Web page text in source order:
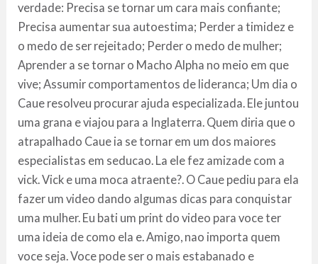
verdade: Precisa se tornar um cara mais confiante;
Precisa aumentar sua autoestima; Perder a timidez e
o medo de ser rejeitado; Perder o medo de mulher;
Aprender a se tornar o Macho Alpha no meio em que
vive; Assumir comportamentos de lideranca; Um dia o
Caue resolveu procurar ajuda especializada. Ele juntou
uma grana e viajou para a Inglaterra. Quem diria que o
atrapalhado Caue ia se tornar em um dos maiores
especialistas em seducao. La ele fez amizade com a
vick. Vick e uma moca atraente?. O Caue pediu para ela
fazer um video dando algumas dicas para conquistar
uma mulher. Eu bati um print do video para voce ter
uma ideia de como ela e. Amigo, nao importa quem
voce seja. Voce pode ser o mais estabanado e